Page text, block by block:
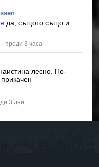
да, същото също и
· преди 3 часа
лесно. По-
3 дни